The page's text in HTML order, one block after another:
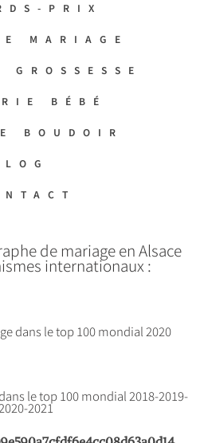
PRIX
MARIAGE
GROSSESSE
BÉBÉ
BOUDOIR
de mariage en Alsace
internationaux :
dans le top 100 mondial 2020
le top 100 mondial 2018-2019-
2021